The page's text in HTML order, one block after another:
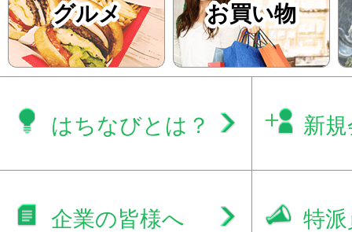
グルメ お買い物
はちなびとは？ 新
企業の皆様へ 特